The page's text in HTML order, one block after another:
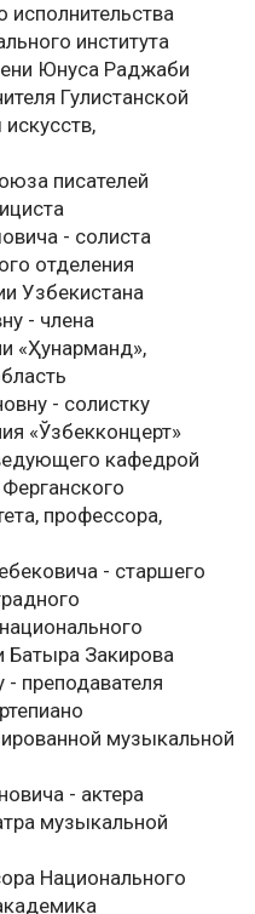
исполнительства
института
Юнуса Раджаби
Гулистанской
писателей
- солиста
отделения
Узбекистана
- члена
«Ҳунарманд»,
- солистку
«Ўзбекконцерт»
кафедрой
профессора,
- старшего
Батыра Закирова
преподавателя
музыкальной
- актера
музыкальной
Национального